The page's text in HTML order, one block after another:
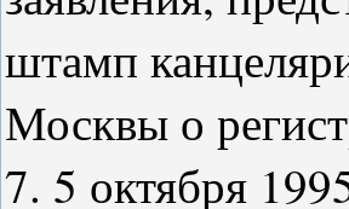
штамп
Москвы о
7. 5 октября